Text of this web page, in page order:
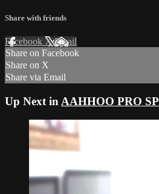
Share with friends
Facebook XEmail
Share on Facebook
Share on X
Share via Email
Up Next in AAHHOO PRO SP